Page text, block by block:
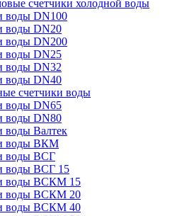
счетчики холодной воды
воды DN100
воды DN20
воды DN200
воды DN25
воды DN32
воды DN40
счетчики воды
воды DN65
воды DN80
воды Валтек
воды ВКМ
воды ВСГ
воды ВСГ 15
воды ВСКМ 15
воды ВСКМ 20
воды ВСКМ 40